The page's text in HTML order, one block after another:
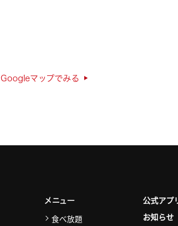
Googleマップでみる
メニュー
食べ放題
公式アプ
お知らせ